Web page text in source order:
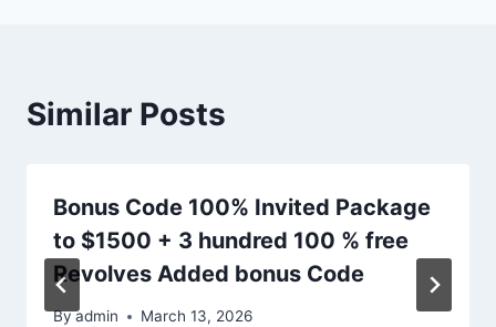
Similar Posts
Bonus Code 100% Invited Package
to $1500 + 3 hundred 100 % free
Revolves Added bonus Code
Byadmin March 13, 2026